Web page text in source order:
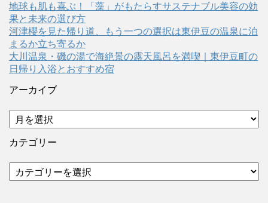
地球も肌も喜ぶ！「藻」がもたらすサステナブル美容の効
果と未来の選び方
河津櫻を見た帰り道、もう一つの選択は東伊豆の温泉に泊
まるか立ち寄るか
大川温泉・磯の湯で海絶景の露天風呂を満喫｜東伊豆町の
日帰り入浴とおすすめ宿
アーカイブ
ア
ー
カ
ブ
カテゴリー
テ